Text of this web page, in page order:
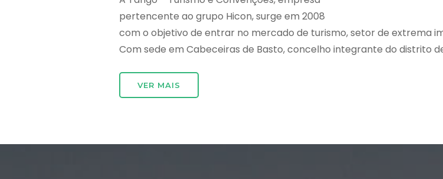
pertencente ao grupo Hicon, surge em 2008
com o objetivo de entrar no mercado de turismo, setor de extrema
Com sede em Cabeceiras de Basto, concelho integrante do distrito
VER MAIS